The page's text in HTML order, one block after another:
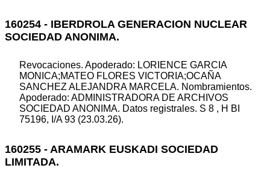
160254 - IBERDROLA GENERACION NUCLEAR
SOCIEDAD ANONIMA.
Revocaciones. Apoderado: LORIENCE GARCIA
MONICA;MATEO FLORES VICTORIA;OCAÑA
SANCHEZ ALEJANDRA MARCELA. Nombramientos.
Apoderado: ADMINISTRADORA DE ARCHIVOS
SOCIEDAD ANONIMA. Datos registrales. S 8 , H BI
75196, I/A 93 (23.03.26).
160255 - ARAMARK EUSKADI SOCIEDAD
LIMITADA.